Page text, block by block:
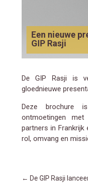
Een nieuwe
GIP Rasji
De GIP Rasji is
gloednieuwe
Deze brochure
ontmoetingen
partners in Frankrijk
rol, omvang en
← De GIP Rasji